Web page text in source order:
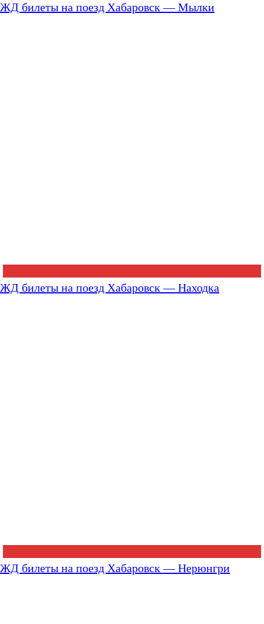
ЖД билеты на поезд Хабаровск — Мылки
ЖД билеты на поезд Хабаровск — Находка
ЖД билеты на поезд Хабаровск — Нерюнгри